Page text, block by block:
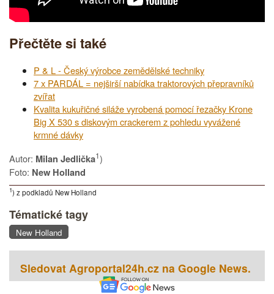
Přečtěte si také
P & L - Český výrobce zemědělské techniky
7 x PARDÁL = nejširší nabídka traktorových přepravníků
zvířat
Kvalita kukuřičné siláže vyrobená pomocí řezačky Krone
Big X 530 s diskovým crackerem z pohledu vyvážené
krmné dávky
Autor: Milan Jedlička1)
Foto: New Holland
1) z podkladů New Holland
Tématické tagy
New Holland
Sledovat Agroportal24h.cz na Google News.